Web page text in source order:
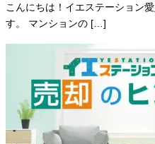
こんにちは！イエステーション
す。 マンションの […]